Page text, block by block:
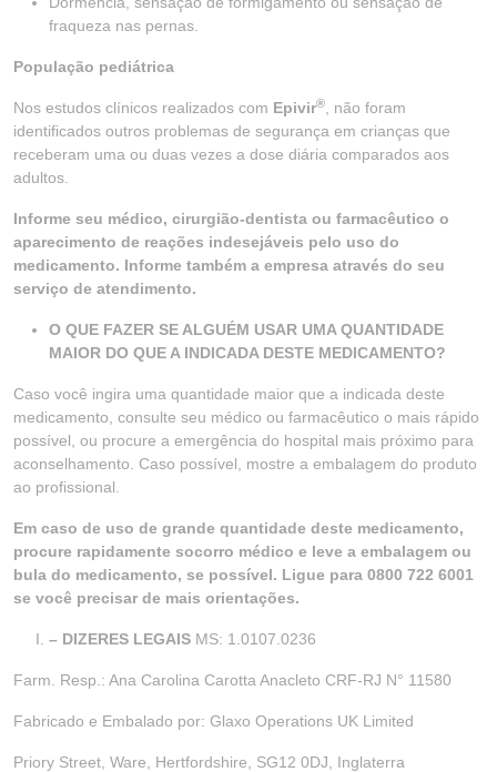
fraqueza nas pernas.
População pediátrica
Nos estudos clínicos realizados com Epivir®
, não foram
identificados outros problemas de segurança em crianças que
receberam uma ou duas vezes a dose diária comparados aos
adultos.
Informe seu médico, cirurgião-dentista ou farmacêutico o
aparecimento de reações indesejáveis pelo uso do
medicamento. Informe também a empresa através do seu
serviço de atendimento.
O QUE FAZER SE ALGUÉM USAR UMA QUANTIDADE
MAIOR DO QUE A INDICADA DESTE MEDICAMENTO?
Caso você ingira uma quantidade maior que a indicada deste
medicamento, consulte seu médico ou farmacêutico o mais rápido
possível, ou procure a emergência do hospital mais próximo para
aconselhamento. Caso possível, mostre a embalagem do produto
ao profissional.
Em caso de uso de grande quantidade deste medicamento,
procure rapidamente socorro médico e leve a embalagem ou
bula do medicamento, se possível. Ligue para 0800 722 6001
se você precisar de mais orientações.
– DIZERES LEGAIS MS: 1.0107.0236
Farm. Resp.: Ana Carolina Carotta Anacleto CRF-RJ N° 11580
Fabricado e Embalado por: Glaxo Operations UK Limited
Priory Street, Ware, Hertfordshire, SG12 0DJ, Inglaterra